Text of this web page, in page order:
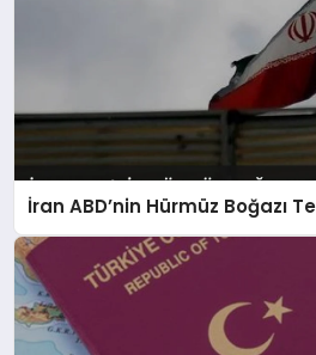
İran ABD’nin Hürmüz Boğazı